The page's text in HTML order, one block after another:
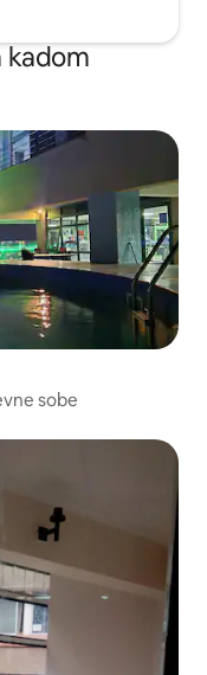
kadom
sobe